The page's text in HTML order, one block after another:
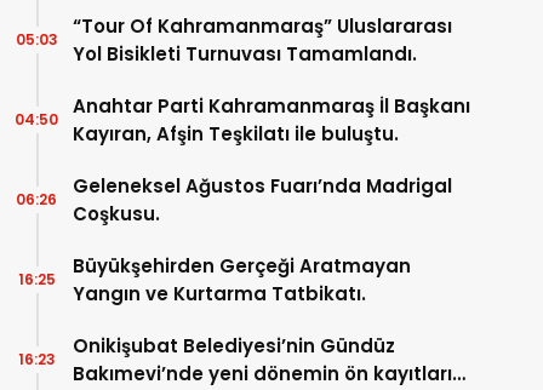
“Tour Of Kahramanmaraş” Uluslararası
Yol Bisikleti Turnuvası Tamamlandı.
05:03
Anahtar Parti Kahramanmaraş İl Başkanı
Kayıran, Afşin Teşkilatı ile buluştu.
04:50
Geleneksel Ağustos Fuarı’nda Madrigal
Coşkusu.
06:26
Büyükşehirden Gerçeği Aratmayan
Yangın ve Kurtarma Tatbikatı.
16:25
Onikişubat Belediyesi’nin Gündüz
Bakımevi’nde yeni dönemin ön kayıtları
16:23